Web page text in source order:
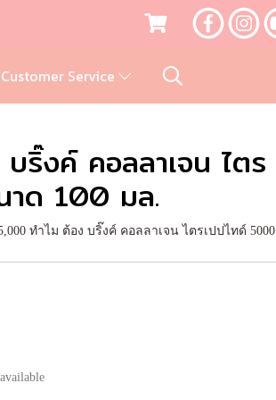
Customer Service
งค์ คอลลาเจน ไตร
าด 100 มล.
ทำไม ต้อง บริ๊งค์ คอลลาเจน ไตรเปปไทด์ 5000